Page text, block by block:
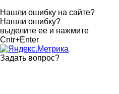
Нашли ошибку на сайте?
Нашли ошибку?
выделите ее и нажмите
Cntr+Enter
Задать вопрос?